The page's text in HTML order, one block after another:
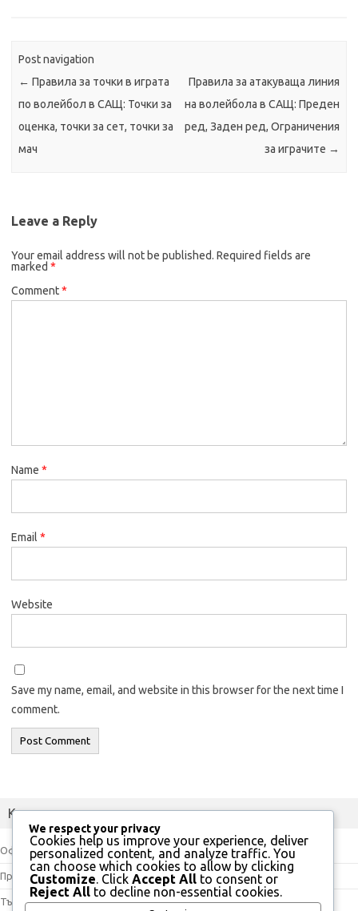
Post navigation
← Правила за точки в играта
по волейбол в САЩ: Точки за
оценка, точки за сет, точки за
мач
Правила за атакуваща линия
на волейбола в САЩ: Преден
ред, Заден ред, Ограничения
за играчите →
Leave a Reply
Your email address will not be published. Required fields are
marked *
Comment*
Name *
Email *
Website
Save my name, email, and website in this browser for the next time I
comment.
Категории
Официални насоки
Правила на играта
Тълкувания на правилата
We respect your privacy
Cookies help us improve your experience, deliver
personalized content, and analyze traffic. You
can choose which cookies to allow by clicking
Customize. Click Accept All to consent or
Reject All to decline non-essential cookies.